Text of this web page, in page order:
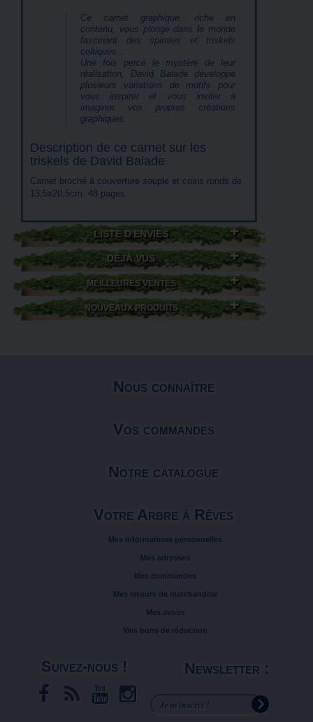
Ce carnet graphique, riche en
contenu, vous plonge dans le monde
fascinant des spirales et triskels
celtiques...
Une fois percé le mystère de leur
réalisation, David Balade développe
plusieurs variations de motifs pour
vous inspirer et vous inviter à
imaginer vos propres créations
graphiques.
Description de ce carnet sur les
triskels de David Balade
Carnet broché à couverture souple et coins ronds de
13,5x20,5cm. 48 pages.
LISTE D'ENVIES
DÉJÀ VUS
MEILLEURES VENTES
NOUVEAUX PRODUITS
Nous connaître
Vos commandes
Notre catalogue
Votre Arbre à Rêves
Mes informations personnelles
Mes adresses
Mes commandes
Mes retours de marchandise
Mes avoirs
Mes bons de réduction
Suivez-nous ! Newsletter :